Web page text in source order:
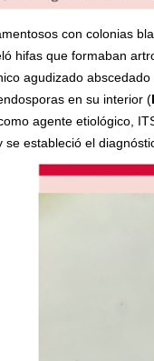
con colonias
hifas que formaban
agudizado
en su interior (
agente etiológico,
estableció el